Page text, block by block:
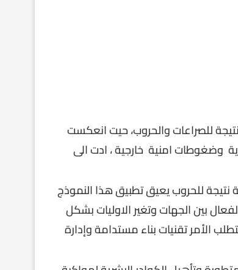
للصراعات والحروب، حيت انعكست
وضغوطات امنية خارجية ، ادت الى
نتيجة للحروب يعيق تطبيق هذا النموذج
بين الجهات وتغير الاوليات بشكل
الأمر تقنيات بناء مستدامة وإدارة